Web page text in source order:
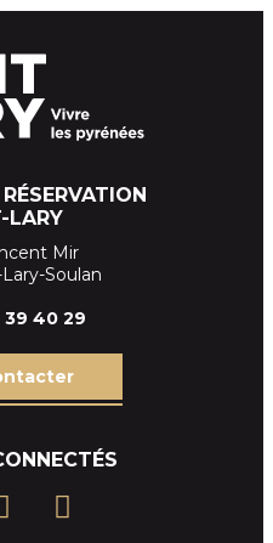
LARY
Mir
Soulan
39 40 29